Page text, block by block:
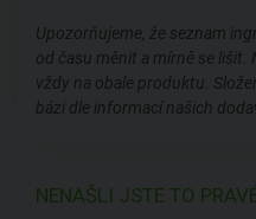
Upozorňujeme, že seznam
od času měnit a mírně se
vždy na obale produktu.
bázi dle informací našich
NENAŠLI JSTE TO